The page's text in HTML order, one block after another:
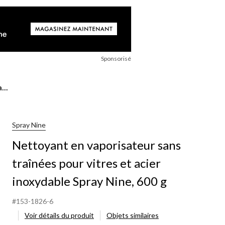
Sponsorisé
Spray Nine
Nettoyant en vaporisateur sans
traînées pour vitres et acier
inoxydable Spray Nine, 600 g
#153-1826-6
Voir détails du produit
Objets similaires